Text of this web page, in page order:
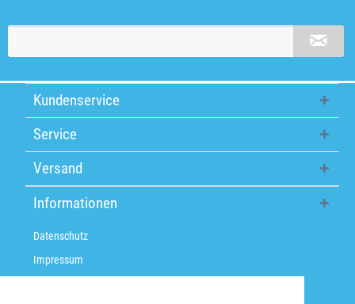
Kundenservice
Service
Informationen
Datenschutz
Impressum
Versand